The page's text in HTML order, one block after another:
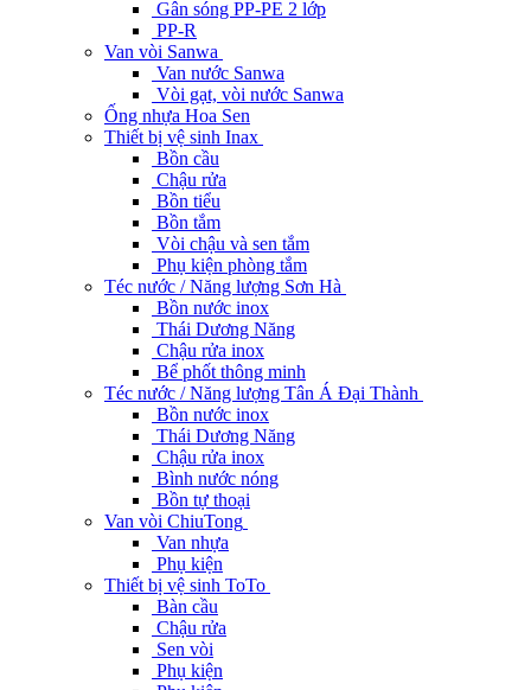
Gân sóng PP-PE 2 lớp
PP-R
Van vòi Sanwa
Van nước Sanwa
Vòi gạt, vòi nước Sanwa
Ống nhựa Hoa Sen
Thiết bị vệ sinh Inax
Bồn cầu
Chậu rửa
Bồn tiểu
Bồn tắm
Vòi chậu và sen tắm
Phụ kiện phòng tắm
Téc nước / Năng lượng Sơn Hà
Bồn nước inox
Thái Dương Năng
Chậu rửa inox
Bể phốt thông minh
Téc nước / Năng lượng Tân Á Đại Thành
Bồn nước inox
Thái Dương Năng
Chậu rửa inox
Bình nước nóng
Bồn tự thoại
Van vòi ChiuTong
Van nhựa
Phụ kiện
Thiết bị vệ sinh ToTo
Bàn cầu
Chậu rửa
Sen vòi
Phụ kiện